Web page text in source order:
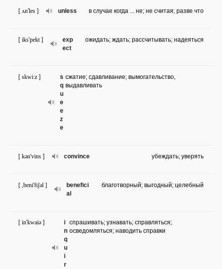
unless
[ ʌn'les ] в случае когда ... не; не считая; разве что
exp
ect
[ iks'pekt ] ожидать; ждать; рассчитывать; надеяться
s
q
u
e
e
z
e
[ skwi:z ]
сжатие; сдавливание; вымогательство,
выдавливать
convince
[ kən'vins ] убеждать; уверять
benefici
al
[ ,beni'fiʃəl ] благотворный; выгодный; целебный
i
n
q
u
i
r
[ in'kwaiə ]
спрашивать; узнавать; справляться;
осведомляться; наводить справки